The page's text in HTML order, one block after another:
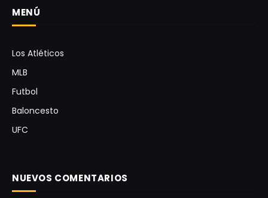
MENÚ
Los Atléticos
MLB
Futbol
Baloncesto
UFC
NUEVOS COMENTARIOS